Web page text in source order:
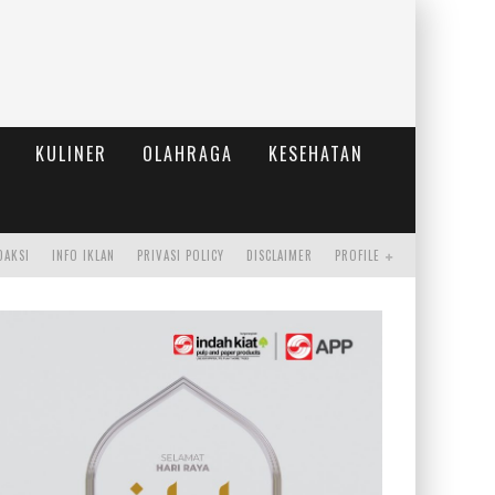
KULINER OLAHRAGA
KESEHATAN
PROFILE
DISCLAIMER
PRIVASI POLICY
INFO IKLAN